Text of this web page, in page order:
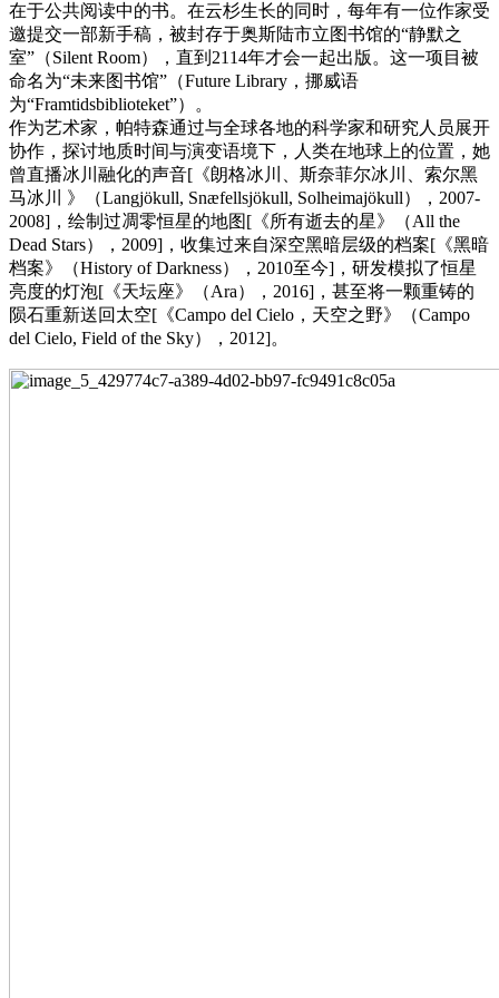
在于公共阅读中的书。在云杉生长的同时，每年有一位作家受
邀提交一部新手稿，被封存于奥斯陆市立图书馆的“静默之
室”（Silent Room），直到2114年才会一起出版。这一项目被
命名为“未来图书馆”（Future Library，挪威语
为“Framtidsbiblioteket”）。
作为艺术家，帕特森通过与全球各地的科学家和研究人员展开
协作，探讨地质时间与演变语境下，人类在地球上的位置，她
曾直播冰川融化的声音[《朗格冰川、斯奈菲尔冰川、索尔黑
马冰川 》（Langjökull, Snæfellsjökull, Solheimajökull），2007-
2008]，绘制过凋零恒星的地图[《所有逝去的星》（All the
Dead Stars），2009]，收集过来自深空黑暗层级的档案[《黑暗
档案》（History of Darkness），2010至今]，研发模拟了恒星
亮度的灯泡[《天坛座》（Ara），2016]，甚至将一颗重铸的
陨石重新送回太空[《Campo del Cielo，天空之野》（Campo
del Cielo, Field of the Sky），2012]。